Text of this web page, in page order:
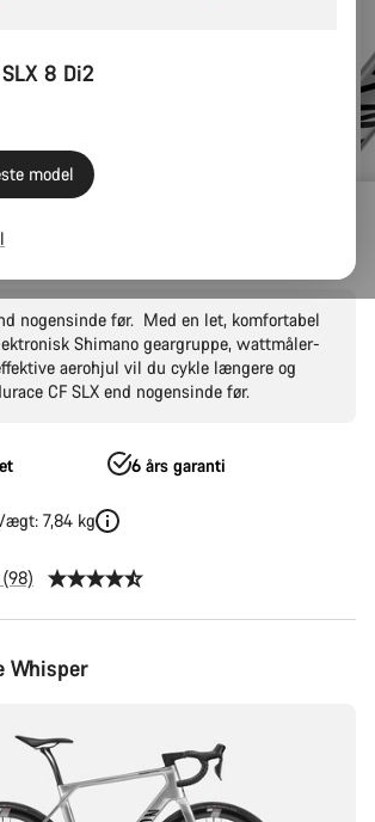
8 Di2
nogensinde før. Med en let, komfortabel
Shimano geargruppe, wattmåler-
aerohjul vil du cykle længere og
CF SLX end nogensinde før.
6 års garanti
7,84 kg
Whisper
8 Di2
model